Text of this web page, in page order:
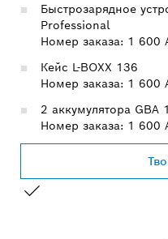
Быстрозарядное
Professional
Номер заказа: 1 600
Кейс L-BOXX 136
Номер заказа: 1 600
2 аккумулятора GBA
Номер заказа: 1 600